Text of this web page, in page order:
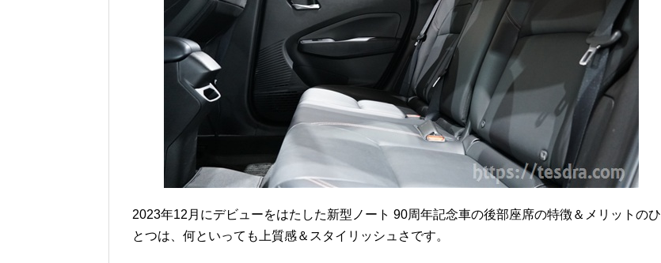
2023年12月にデビューをはたした新型ノート 90周年記念車の後部座席の特徴＆メリットのひ
とつは、何といっても上質感＆スタイリッシュさです。